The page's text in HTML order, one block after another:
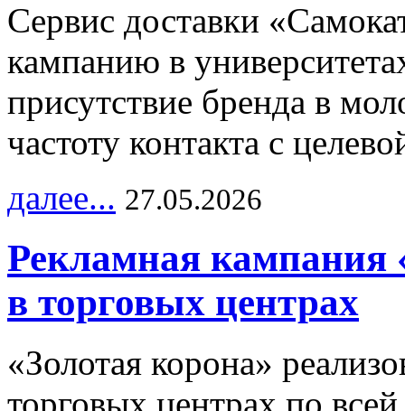
Сервис доставки
кампанию в
присутствие бренда в
частоту контакта с
далее... 27.05.2026
Рекламная кампания
в торговых центрах
«Золотая корона»